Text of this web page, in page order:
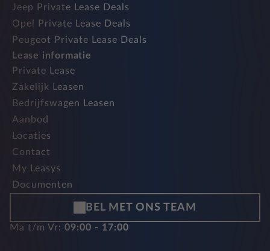
Jeep Private Lease Deals
Opel Private Lease Deals
Peugeot Private Lease Deals
Lease informatie
Private Lease
Zakelijk Leasen
Bedrijfswagen Leasen
Aanbod
Locaties
Contact
My Leasys
Documenten
BEL MET ONS TEAM
Ma t/m Vr: 09:00 - 17:00